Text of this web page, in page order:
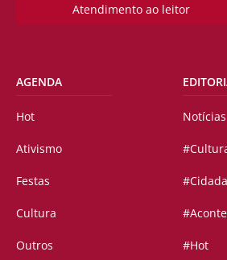
Atendimento ao leitor
AGENDA
Hot
Ativismo
Festas
Cultura
Outros
Notícias
#Hot